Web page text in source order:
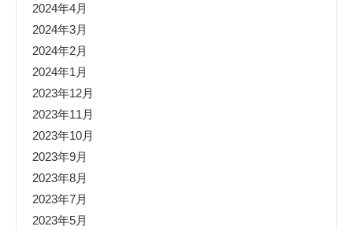
2024年4月
2024年3月
2024年2月
2024年1月
2023年12月
2023年11月
2023年10月
2023年9月
2023年8月
2023年7月
2023年5月